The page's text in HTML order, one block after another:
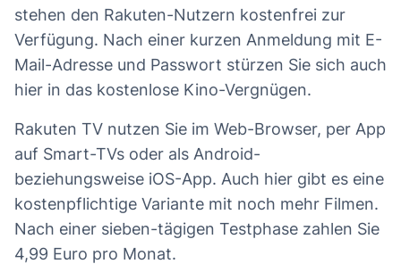
stehen den Rakuten-Nutzern kostenfrei zur
Verfügung. Nach einer kurzen Anmeldung mit E-
Mail-Adresse und Passwort stürzen Sie sich auch
hier in das kostenlose Kino-Vergnügen.
Rakuten TV nutzen Sie im Web-Browser, per App
auf Smart-TVs oder als Android-
beziehungsweise iOS-App. Auch hier gibt es eine
kostenpflichtige Variante mit noch mehr Filmen.
Nach einer sieben-tägigen Testphase zahlen Sie
4,99 Euro pro Monat.